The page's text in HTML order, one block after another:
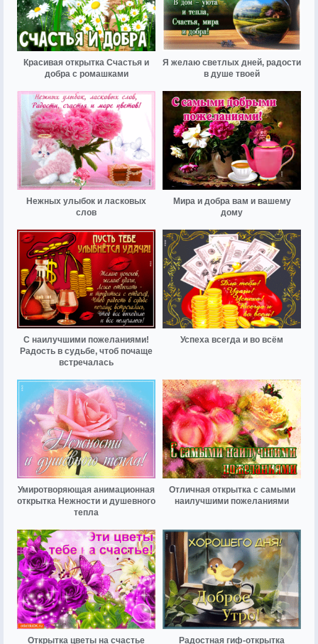
Красивая открытка Счастья и
добра с ромашками
Я желаю светлых дней, радости
в душе твоей
Нежных улыбок и ласковых
слов
Мира и добра вам и вашему
дому
С наилучшими пожеланиями!
Радость в судьбе, чтоб почаще
встречалась
Успеха всегда и во всём
Умиротворяющая анимационная
открытка Нежности и душевного
тепла
Отличная открытка с самыми
наилучшими пожеланиями
Открытка цветы на счастье Радостная гиф-открытка